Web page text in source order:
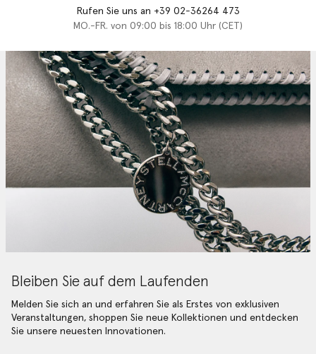
Rufen Sie uns an +39 02-36264 473
MO.-FR. von 09:00 bis 18:00 Uhr (CET)
Bleiben Sie auf dem Laufenden
Melden Sie sich an und erfahren Sie als Erstes von exklusiven
Veranstaltungen, shoppen Sie neue Kollektionen und entdecken
Sie unsere neuesten Innovationen.